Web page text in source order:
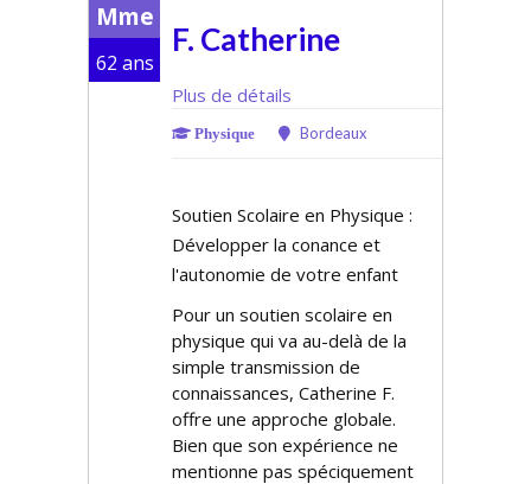
Mme
62 ans
F. Catherine
Plus de détails
Physique Bordeaux
Soutien Scolaire en Physique :
Développer la confiance et
l'autonomie de votre enfant
Pour un soutien scolaire en
physique qui va au-delà de la
simple transmission de
connaissances, Catherine F.
offre une approche globale.
Bien que son expérience ne
mentionne pas spécifiquement